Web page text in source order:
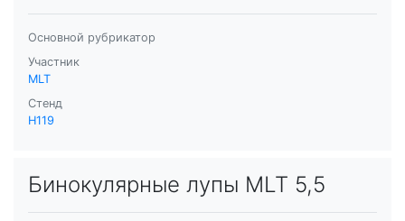
Основной рубрикатор
Участник
MLT
Стенд
H119
Бинокулярные лупы MLT 5,5